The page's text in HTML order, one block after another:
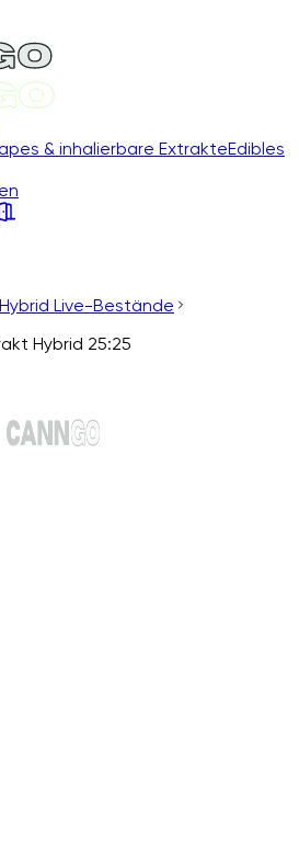
& inhalierbare ExtrakteEdibles
Hybrid Live-Bestände
Hybrid 25:25